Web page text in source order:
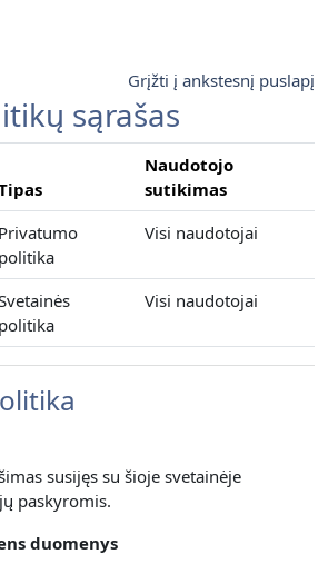
Grįžti į ankstesnį puslapį
sąrašas
Naudotojo
sutikimas
Privatumo
politika
Visi naudotojai
politika
Visi naudotojai
susijęs su šioje svetainėje
paskyromis.
duomenys